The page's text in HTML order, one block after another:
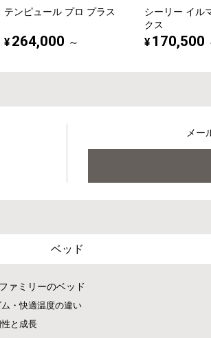
テンピュール プロ プラス
¥ 264,000 ～
シーリー イル
クス
¥ 170,500
メー
ベッド
ァミリーのベッド
・快適温度の違い
と成長